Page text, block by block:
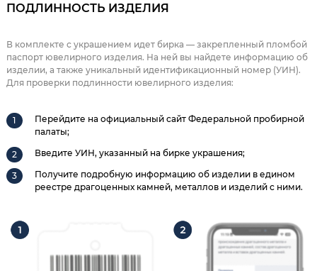
ПОДЛИННОСТЬ ИЗДЕЛИЯ
В комплекте с украшением идет бирка — закрепленный пломбой
паспорт ювелирного изделия. На ней вы найдете информацию об
изделии, а также уникальный идентификационный номер (УИН).
Для проверки подлинности ювелирного изделия:
Перейдите на официальный сайт Федеральной пробирной
палаты;
Введите УИН, указанный на бирке украшения;
Получите подробную информацию об изделии в едином
реестре драгоценных камней, металлов и изделий с ними.